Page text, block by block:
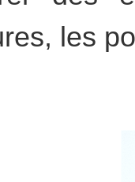
les